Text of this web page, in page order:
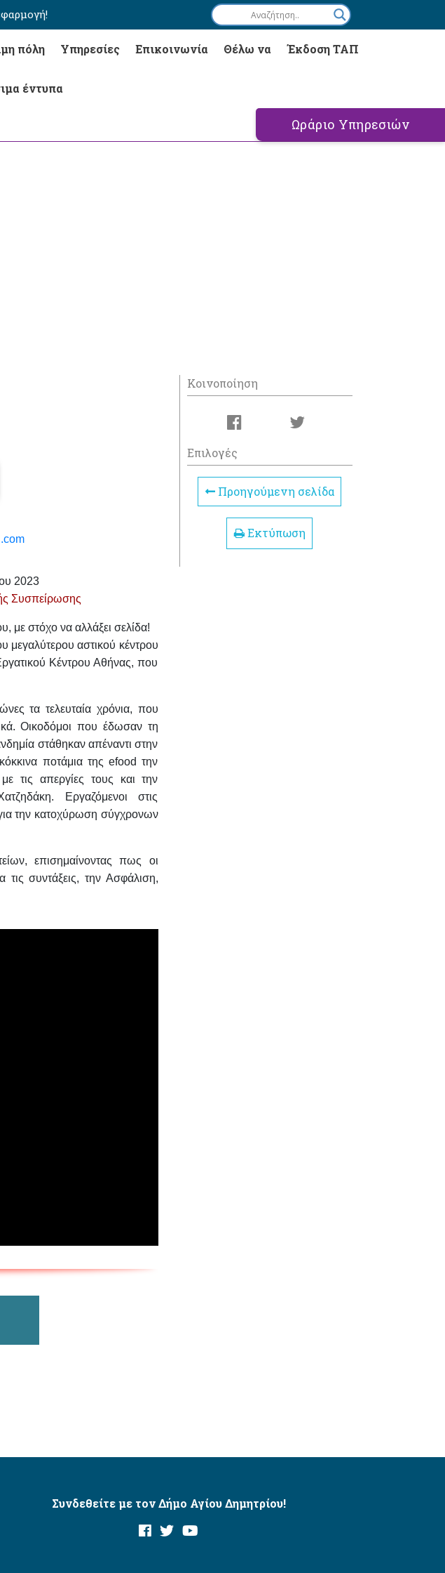
πόλη Υπηρεσίες Επικοινωνία Θέλω να Έκδοση ΤΑΠ
έντυπα
Ωράριο Υπηρεσιών
2023
Συσπείρωσης
με στόχο να αλλάξει σελίδα!
μεγαλύτερου αστικού κέντρου
Κέντρου Αθήνας, που
τα τελευταία χρόνια, που
Οικοδόμοι που έδωσαν τη
στάθηκαν απέναντι στην
ποτάμια της efood την
τις απεργίες τους και την
Εργαζόμενοι στις
την κατοχύρωση σύγχρονων
επισημαίνοντας πως οι
συντάξεις, την Ασφάλιση,
Κοινοποίηση
Επιλογές
Προηγούμενη σελίδα
Εκτύπωση
Συνδεθείτε με τον Δήμο Αγίου Δημητρίου!